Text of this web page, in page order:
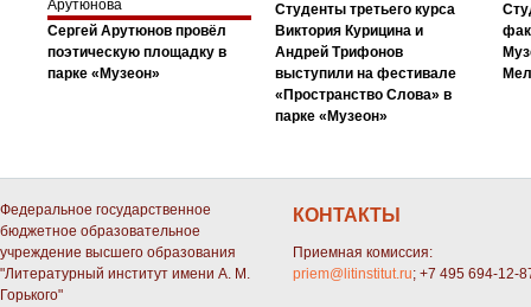
Сергей Арутюнов провёл
поэтическую площадку в
парке «Музеон»
Студенты третьего курса
Виктория Курицина и
Андрей Трифонов
выступили на фестивале
«Пространство Слова» в
парке «Музеон»
Федеральное государственное
бюджетное образовательное
учреждение высшего образования
"Литературный институт имени А. М.
Горького"
КОНТАКТЫ
Приемная комиссия:
priem@litinstitut.ru; +7 495 694-12-